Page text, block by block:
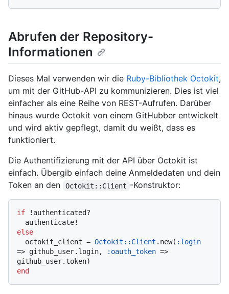
Abrufen der Repository-
Informationen
Dieses Mal verwenden wir die Ruby-Bibliothek Octokit,
um mit der GitHub-API zu kommunizieren. Dies ist viel
einfacher als eine Reihe von REST-Aufrufen. Darüber
hinaus wurde Octokit von einem GitHubber entwickelt
und wird aktiv gepflegt, damit du weißt, dass es
funktioniert.
Die Authentifizierung mit der API über Octokit ist
einfach. Übergib einfach deine Anmeldedaten und dein
Token an den
Octokit::Client -Konstruktor:
if !authenticated?
else
  octokit_client =
Octokit::Client .new( :login
=> github_user.login,
:oauth_token =>
end